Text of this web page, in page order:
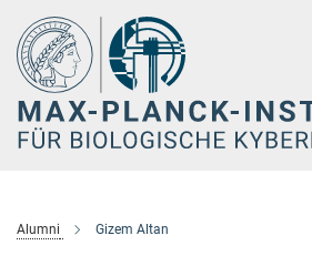
Hauptinhalt
Alumni Gizem Altan